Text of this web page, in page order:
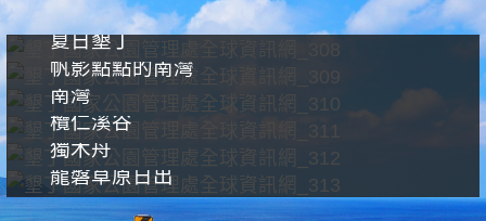
夏日墾丁
帆影點點的南灣
南灣
欖仁溪谷
獨木舟
龍磐草原日出